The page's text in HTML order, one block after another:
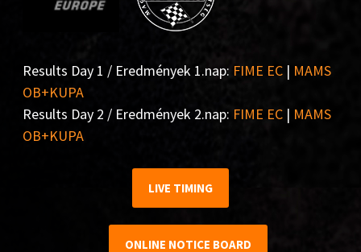
Results Day 1 / Eredmények 1.nap: FIME EC | MAMS
OB+KUPA
Results Day 2 / Eredmények 2.nap: FIME EC | MAMS
OB+KUPA
LIVE TIMING
ONLINE NOTICE BOARD